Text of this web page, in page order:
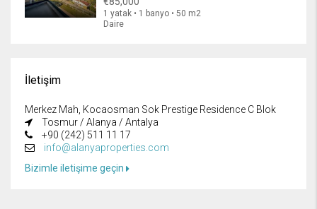
1 yatak • 1 banyo • 50 m2
Daire
İletişim
Merkez Mah, Kocaosman Sok Prestige Residence C Blok
Tosmur / Alanya / Antalya
+90 (242) 511 11 17
info@alanyaproperties.com
Bizimle iletişime geçin